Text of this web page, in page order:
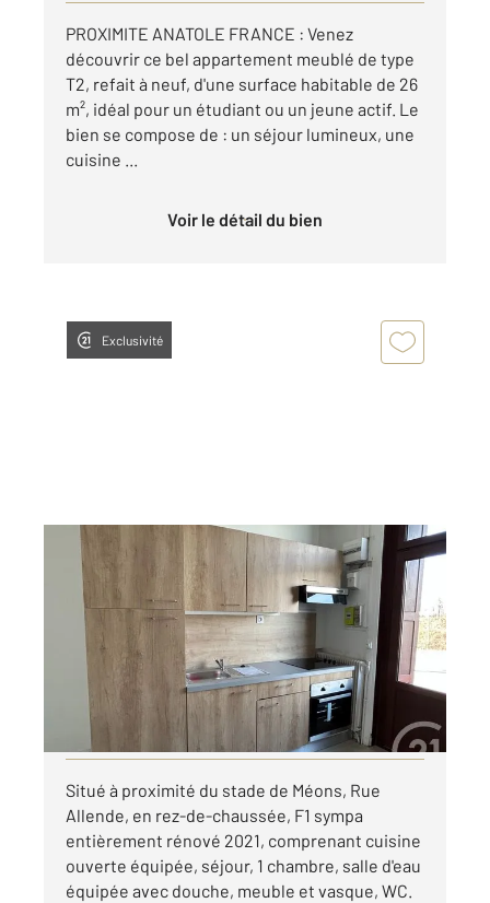
PROXIMITE ANATOLE FRANCE : Venez
découvrir ce bel appartement meublé de type
T2, refait à neuf, d'une surface habitable de 26
m², idéal pour un étudiant ou un jeune actif. Le
bien se compose de : un séjour lumineux, une
cuisine ...
Voir le détail du bien
Exclusivité
LA TALAUDIERE 42
32,42 m
, 2 pièces
Ref : 3644
Appartement T2 à louer
370 €
par mois charges comprises
Visiter le site dédié
Situé à proximité du stade de Méons, Rue
Allende, en rez-de-chaussée, F1 sympa
entièrement rénové 2021, comprenant cuisine
ouverte équipée, séjour, 1 chambre, salle d'eau
équipée avec douche, meuble et vasque, WC.